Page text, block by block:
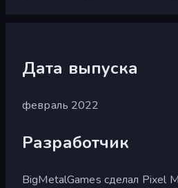
Дата выпуска
февраль 2022
Разработчик
BigMetalGames сделал Pixel